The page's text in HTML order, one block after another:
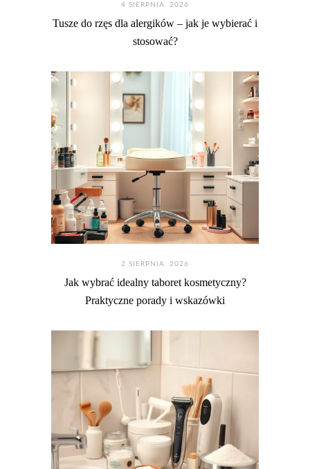
4 SIERPNIA. 2026
Tusze do rzęs dla alergików – jak je wybierać i
stosować?
2 SIERPNIA. 2026
Jak wybrać idealny taboret kosmetyczny?
Praktyczne porady i wskazówki